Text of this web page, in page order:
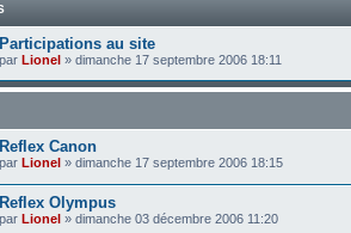
Participations au site
par Lionel » dimanche 17 septembre 2006 18:11
Reflex Canon
par Lionel » dimanche 17 septembre 2006 18:15
Reflex Olympus
par Lionel » dimanche 03 décembre 2006 11:20